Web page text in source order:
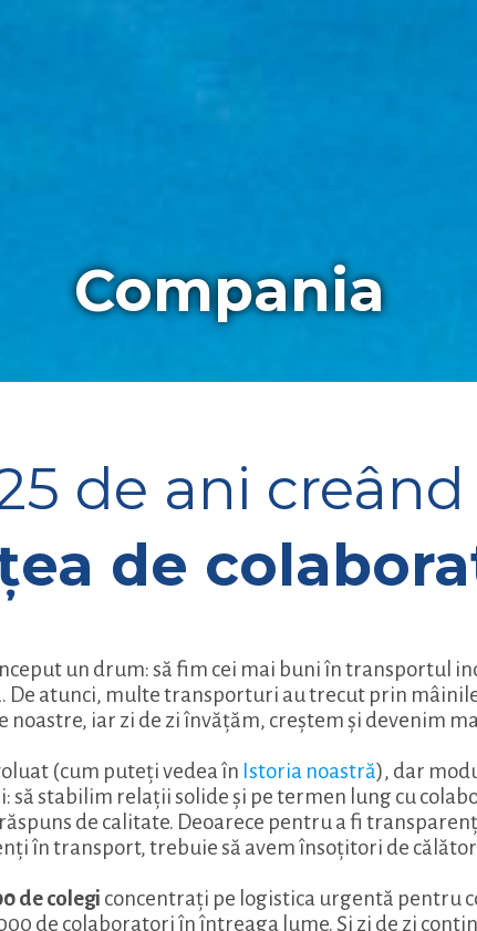
Compania
de ani creând
de
un drum: să fim cei mai buni în transportul
De atunci, multe transporturi au trecut prin
noastre, iar zi de zi învățăm, creștem și devenim
(cum puteți vedea în Istoria noastră), dar
să stabilim relații solide și pe termen lung cu
de calitate. Deoarece pentru a fi
în transport, trebuie să avem însoțitori de
de colegi concentrați pe logistica urgentă pentru
de colaboratori în întreaga lume. Și zi de zi